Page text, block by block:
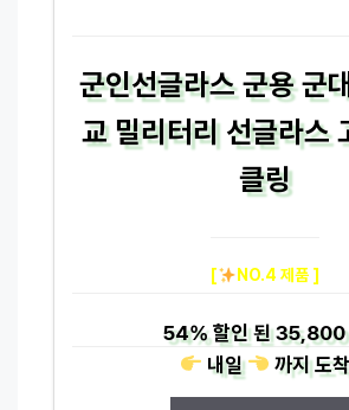
군인선글라스 군용 군
교 밀리터리 선글라스
클링
[ NO.4 제품 ]
54%할인 된35,800
내일
까지도